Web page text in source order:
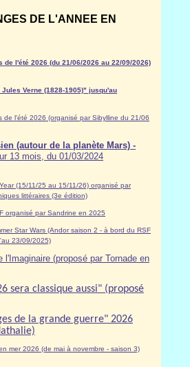
DE L'ANNEE EN
de l'été 2026 (du 21/06/2026 au 22/09/2026)
Verne (1828-1905)" jusqu'au
de l'été 2026 (organisé par Sibylline du 21/06
(autour de la planète Mars) -
13 mois, du 01/03/2024
(15/11/25 au 15/11/26) organisé par
littéraires (3e édition)
organisé par Sandrine en 2025
Star Wars (Andor saison 2 - à bord du RSF
23/09/2025)
l'Imaginaire (proposé par Tornade en
sera classique aussi" (proposé
de la grande guerre" 2026
mer 2026 (de mai à novembre - saison 3)